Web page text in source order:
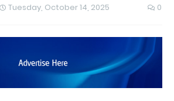
Tuesday, October 14, 2025 0